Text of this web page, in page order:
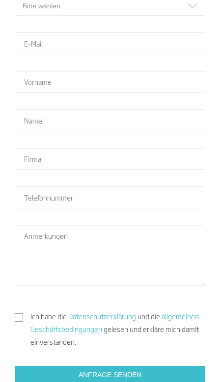
Ich habe die Datenschutzerklärung und die allgemeinen
Geschäftsbedingungen gelesen und erkläre mich damit
einverstanden.